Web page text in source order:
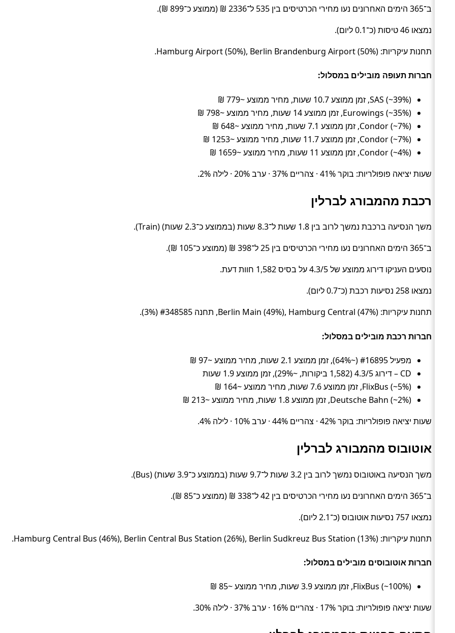
ב־365 הימים האחרונים נעו מחירי הכרטיסים בין 535 ל־2336 ₪ (ממוצע כ־899 ₪).
נמצאו 46 טיסות (כ־0.1 ליום).
תחנות עיקריות: Hamburg Airport (50%), Berlin Brandenburg Airport (50%).
חברות תעופה מובילים במסלול:
SAS (~39%), זמן ממוצע 10.7 שעות, מחיר ממוצע ~779 ₪
Eurowings (~35%), זמן ממוצע 14 שעות, מחיר ממוצע ~798 ₪
Condor (~7%), זמן ממוצע 7.1 שעות, מחיר ממוצע ~648 ₪
Condor (~7%), זמן ממוצע 11.7 שעות, מחיר ממוצע ~1253 ₪
Condor (~4%), זמן ממוצע 11 שעות, מחיר ממוצע ~1659 ₪
שעות יציאה פופולריות: בוקר 41% · צהריים 37% · ערב 20% · לילה 2%.
רכבת מהמבורג לברלין
משך הנסיעה ברכבת נמשך לרוב בין 1.8 שעות ל־8.3 שעות (בממוצע כ־2.3 שעות) (Train).
ב־365 הימים האחרונים נעו מחירי הכרטיסים בין 25 ל־398 ₪ (ממוצע כ־105 ₪).
נוסעים העניקו דירוג ממוצע של 4.3/5 על בסיס 1,582 חוות דעת.
נמצאו 258 נסיעות רכבת (כ־0.7 ליום).
תחנות עיקריות: Berlin Main (49%), Hamburg Central (47%), תחנה #348585 (3%).
חברות רכבת מובילים במסלול:
מפעיל #16895 (~64%), זמן ממוצע 2.1 שעות, מחיר ממוצע ~97 ₪
CD – דירוג 4.3/5 (1,582 ביקורות, ~29%), זמן ממוצע 1.9 שעות
FlixBus (~5%), זמן ממוצע 7.6 שעות, מחיר ממוצע ~164 ₪
Deutsche Bahn (~2%), זמן ממוצע 1.8 שעות, מחיר ממוצע ~213 ₪
שעות יציאה פופולריות: בוקר 42% · צהריים 44% · ערב 10% · לילה 4%.
אוטובוס מהמבורג לברלין
משך הנסיעה באוטובוס נמשך לרוב בין 3.2 שעות ל־9.7 שעות (בממוצע כ־3.9 שעות) (Bus).
ב־365 הימים האחרונים נעו מחירי הכרטיסים בין 42 ל־338 ₪ (ממוצע כ־85 ₪).
נמצאו 757 נסיעות אוטובוס (כ־2.1 ליום).
תחנות עיקריות: Hamburg Central Bus (46%), Berlin Central Bus Station (26%), Berlin Sudkreuz Bus Station (13%).
חברות אוטובוסים מובילים במסלול:
FlixBus (~100%), זמן ממוצע 3.9 שעות, מחיר ממוצע ~85 ₪
שעות יציאה פופולריות: בוקר 17% · צהריים 16% · ערב 37% · לילה 30%.